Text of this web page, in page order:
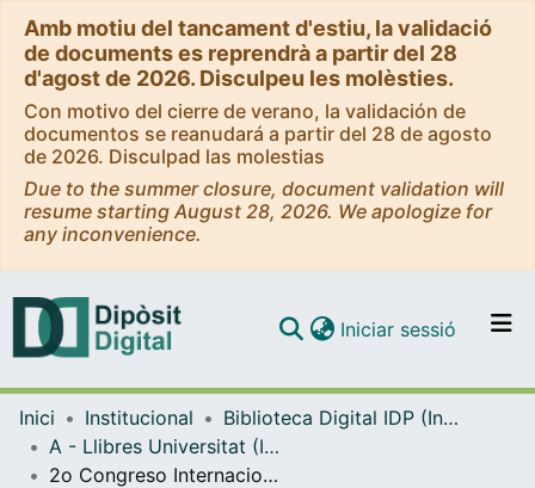
Amb motiu del tancament d'estiu, la validació
de documents es reprendrà a partir del 28
d'agost de 2026. Disculpeu les molèsties.
Con motivo del cierre de verano, la validación de
documentos se reanudará a partir del 28 de agosto
de 2026. Disculpad las molestias
Due to the summer closure, document validation will
resume starting August 28, 2026. We apologize for
any inconvenience.
Navega per tot el DD
Iniciar sessió (current)
Inici Institucional
Biblioteca Digital IDP (Institut de Desenvolupament Professional)
A - Llibres Universitat (IDP, Octaedro)
2o Congreso Internacional Docencia Universitaria e Innovación : libro de resúmenes